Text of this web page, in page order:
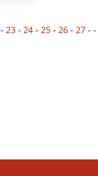
- 23 - 24 - 25 - 26 - 27 - -